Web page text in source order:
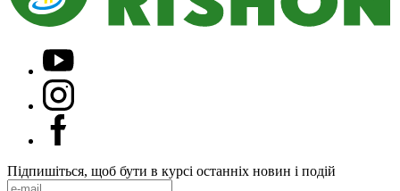
Підпишіться, щоб бути в курсі останніх новин і подій